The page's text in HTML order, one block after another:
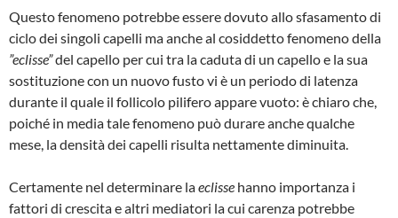
Questo fenomeno potrebbe essere dovuto allo sfasamento di
ciclo dei singoli capelli ma anche al cosiddetto fenomeno della
”eclisse”del capello per cui tra la caduta di un capello e la sua
sostituzione con un nuovo fusto vi è un periodo di latenza
durante il quale il follicolo pilifero appare vuoto: è chiaro che,
poiché in media tale fenomeno può durare anche qualche
mese, la densità dei capelli risulta nettamente diminuita.
Certamente nel determinare laeclisse hanno importanza i
fattori di crescita e altri mediatori la cui carenza potrebbe